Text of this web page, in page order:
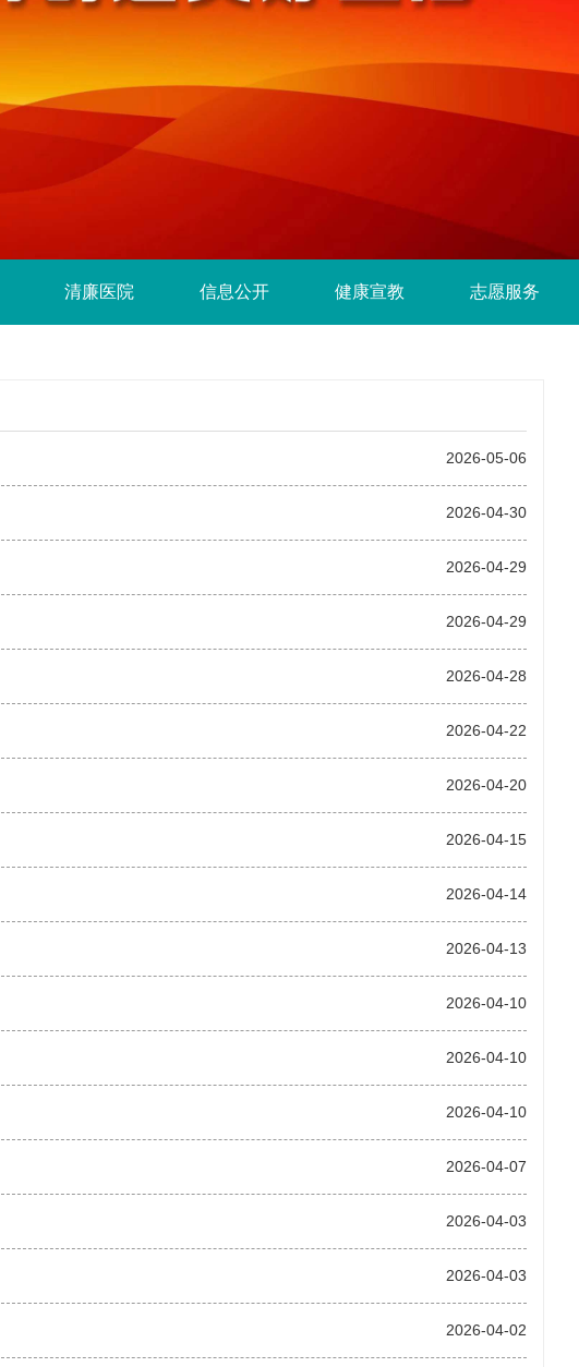
清廉医院 信息公开 健康宣教 志愿服务
2026-05-06
2026-04-30
2026-04-29
2026-04-29
2026-04-28
2026-04-22
2026-04-20
2026-04-15
2026-04-14
2026-04-13
2026-04-10
2026-04-10
2026-04-10
2026-04-07
2026-04-03
2026-04-03
2026-04-02